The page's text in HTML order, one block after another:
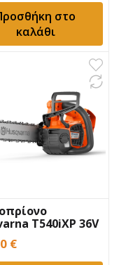
στο
καλάθι
T540iXP 36V
€